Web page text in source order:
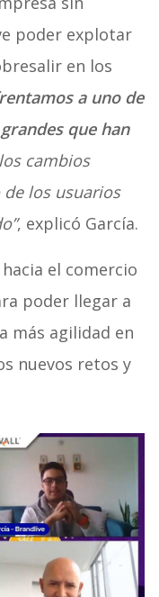
poder explotar
en los
a uno de
que han
cambios
los usuarios
, explicó García.
el comercio
poder llegar a
más agilidad en
nuevos retos y